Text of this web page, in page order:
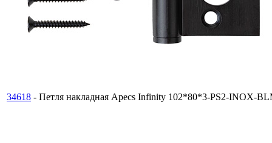
34618 - Петля накладная Apecs Infinity 102*80*3-PS2-INOX-